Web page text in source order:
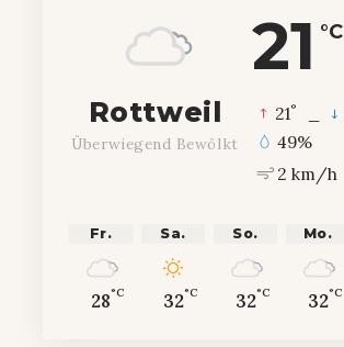
21 °C
Rottweil
Überwiegend Bewölkt
21°
49%
2 km/h
Fr.
28°C
Sa.
32°C
So.
32°C
Mo.
32°C